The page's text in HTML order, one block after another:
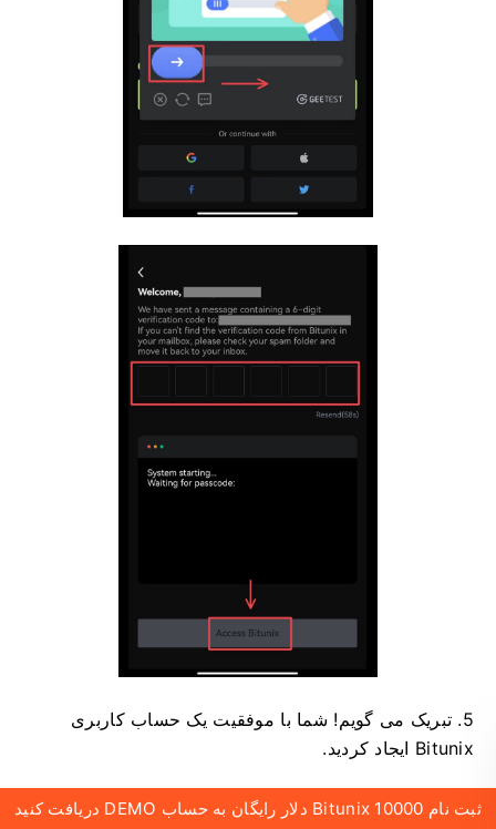
5. تبریک می گویم!
شما با موفقیت یک حساب کاربری
Bitunix ایجاد کردید.
ثبت نام Bitunix 10000 دلار رایگان به حساب DEMO دریافت کنید